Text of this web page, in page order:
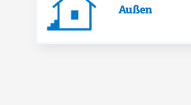
Außen